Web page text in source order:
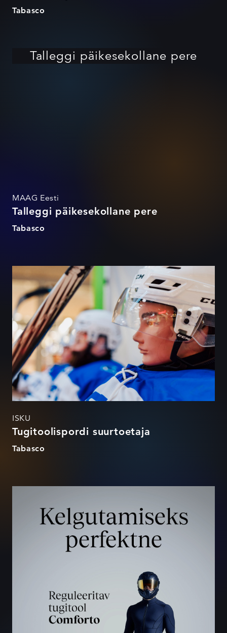
Tabasco
Talleggi päikesekollane pere
MAAG Eesti
Talleggi päikesekollane pere
Tabasco
Tugitoolispordi suurtoetaja
ISKU
Tugitoolispordi suurtoetaja
Tabasco
(ISKU)